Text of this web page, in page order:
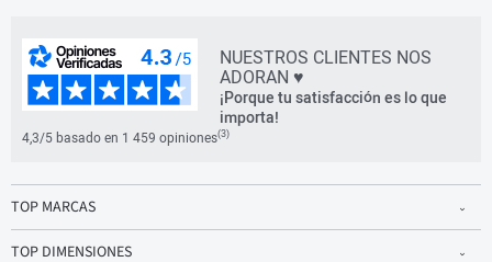
NUESTROS CLIENTES NOS
ADORAN ♥
¡Porque tu satisfacción es lo que
importa!
4,3/5 basado en 1 459 opiniones(3)
TOP MARCAS
TOP DIMENSIONES